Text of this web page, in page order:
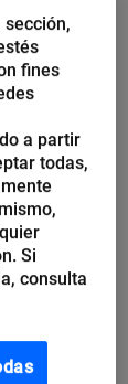
para que
este
, es decir,
ofreces
cómo
Es
como
una
fines
a partir
todas,
Si
consulta